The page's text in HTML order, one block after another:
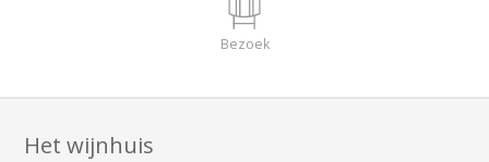
Bezoek
Het wijnhuis